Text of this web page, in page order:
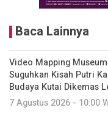
Baca Lainnya
Video Mapping
Suguhkan Kisah Putri
Budaya Kutai Dikemas
7 Agustus 2026 - 10:00